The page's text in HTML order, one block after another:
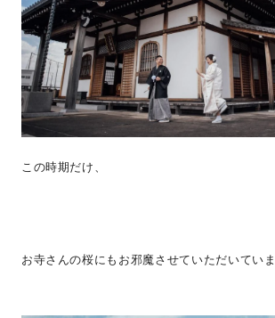
この時期だけ、
お寺さんの桜にもお邪魔させていただいていま